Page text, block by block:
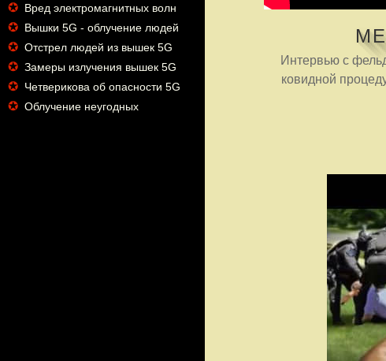
✪ Вред электромагнитных волн
✪ Вышки 5G - облучение людей
✪ Отстрел людей из вышек 5G
✪ Замеры излучения вышек 5G
✪ Четверикова об опасности 5G
✪ Облучение неугодных
Интервью с
ковидной